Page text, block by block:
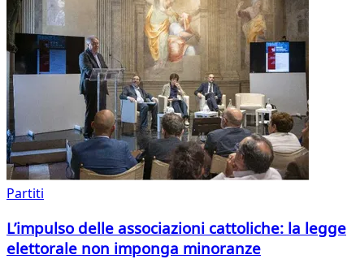
Partiti
L’impulso delle associazioni cattoliche: la legge
elettorale non imponga minoranze